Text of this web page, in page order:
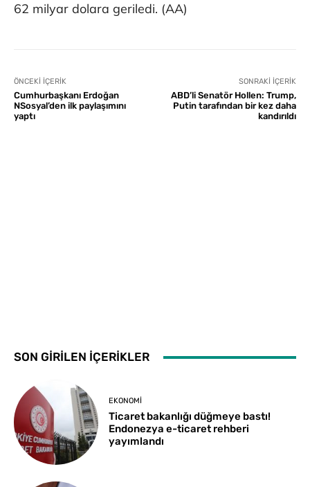
62 milyar dolara geriledi. (AA)
ÖNCEKI İÇERIK
Cumhurbaşkanı Erdoğan
NSosyal’den ilk paylaşımını
yaptı
SONRAKI İÇERIK
ABD’li Senatör Hollen: Trump,
Putin tarafından bir kez daha
kandırıldı
SON GİRİLEN İÇERİKLER
EKONOMI
Ticaret bakanlığı düğmeye bastı!
Endonezya e-ticaret rehberi
yayımlandı